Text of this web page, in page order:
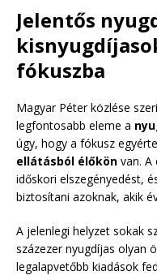
Jelentős
fókuszba
Magyar Péter közlése
legfontosabb eleme a
úgy, hogy a fókusz
ellátásból élőkön van. A
időskori elszegényedést,
biztosítani azoknak, akik
A jelenlegi helyzet sokak
százezer nyugdíjas olyan
legalapvetőbb kiadások